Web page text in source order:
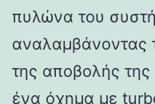
πυλώνα του
αναλαμβάνοντας
της αποβολής της
ένα όχημα με